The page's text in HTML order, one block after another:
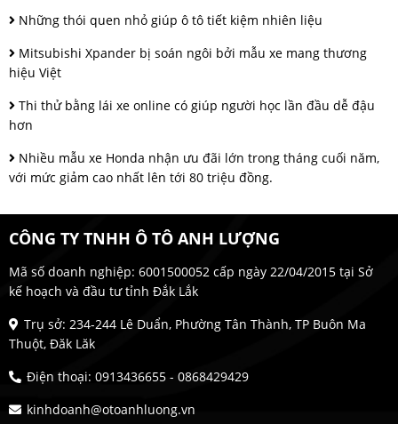
Những thói quen nhỏ giúp ô tô tiết kiệm nhiên liệu
Mitsubishi Xpander bị soán ngôi bởi mẫu xe mang thương
hiệu Việt
Thi thử bằng lái xe online có giúp người học lần đầu dễ đậu
hơn
Nhiều mẫu xe Honda nhận ưu đãi lớn trong tháng cuối năm,
với mức giảm cao nhất lên tới 80 triệu đồng.
CÔNG TY TNHH Ô TÔ ANH LƯỢNG
Mã số doanh nghiệp: 6001500052 cấp ngày 22/04/2015 tại Sở
kế hoạch và đầu tư tỉnh Đắk Lắk
Trụ sở: 234-244 Lê Duẩn, Phường Tân Thành, TP Buôn Ma
Thuột, Đăk Lăk
Điện thoại: 0913436655 - 0868429429
kinhdoanh@otoanhluong.vn